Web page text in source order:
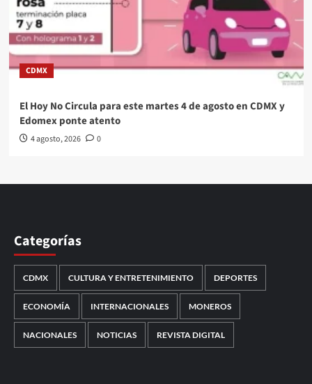
CDMX
El Hoy No Circula para este martes 4 de agosto en CDMX y
Edomex ponte atento
4 agosto, 2026 0
Categorías
CDMX CULTURA Y ENTRETENIMIENTO DEPORTES
ECONOMÍA INTERNACIONALES MONEROS
NACIONALES NOTICIAS REVISTA DIGITAL